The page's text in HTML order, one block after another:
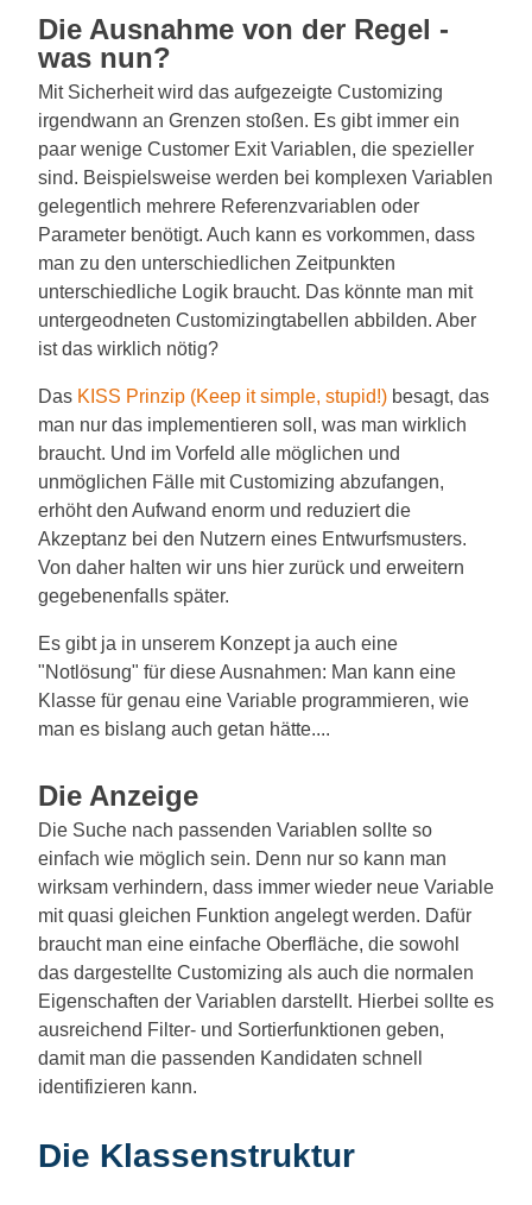
Die Ausnahme von der Regel -
was nun?
Mit Sicherheit wird das aufgezeigte Customizing
irgendwann an Grenzen stoßen. Es gibt immer ein
paar wenige Customer Exit Variablen, die spezieller
sind. Beispielsweise werden bei komplexen Variablen
gelegentlich mehrere Referenzvariablen oder
Parameter benötigt. Auch kann es vorkommen, dass
man zu den unterschiedlichen Zeitpunkten
unterschiedliche Logik braucht. Das könnte man mit
untergeodneten Customizingtabellen abbilden. Aber
ist das wirklich nötig?
Das KISS Prinzip (Keep it simple, stupid!) besagt, das
man nur das implementieren soll, was man wirklich
braucht. Und im Vorfeld alle möglichen und
unmöglichen Fälle mit Customizing abzufangen,
erhöht den Aufwand enorm und reduziert die
Akzeptanz bei den Nutzern eines Entwurfsmusters.
Von daher halten wir uns hier zurück und erweitern
gegebenenfalls später.
Es gibt ja in unserem Konzept ja auch eine
"Notlösung" für diese Ausnahmen: Man kann eine
Klasse für genau eine Variable programmieren, wie
man es bislang auch getan hätte....
Die Anzeige
Die Suche nach passenden Variablen sollte so
einfach wie möglich sein. Denn nur so kann man
wirksam verhindern, dass immer wieder neue Variable
mit quasi gleichen Funktion angelegt werden. Dafür
braucht man eine einfache Oberfläche, die sowohl
das dargestellte Customizing als auch die normalen
Eigenschaften der Variablen darstellt. Hierbei sollte es
ausreichend Filter- und Sortierfunktionen geben,
damit man die passenden Kandidaten schnell
identifizieren kann.
Die Klassenstruktur